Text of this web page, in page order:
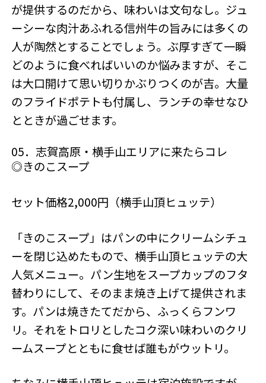
が提供するのだから、味わいは文句なし。ジュ
ーシーな肉汁あふれる信州牛の旨みには多くの
人が陶然とすることでしょう。ぶ厚すぎて一瞬
どのように食べればいいのか悩みますが、そこ
は大口開けて思い切りかぶりつくのが吉。大量
のフライドポテトも付属し、ランチの幸せなひ
とときが過ごせます。
05．志賀高原・横手山エリアに来たらコレ
◎きのこスープ
セット価格2,000円（横手山頂ヒュッテ）
「きのこスープ」はパンの中にクリームシチュ
ーを閉じ込めたもので、横手山頂ヒュッテの大
人気メニュー。パン生地をスープカップのフタ
替わりにして、そのまま焼き上げて提供されま
す。パンは焼きたてだから、ふっくらフンワ
リ。それをトロリとしたコク深い味わいのクリ
ームスープとともに食せば誰もがウットリ。